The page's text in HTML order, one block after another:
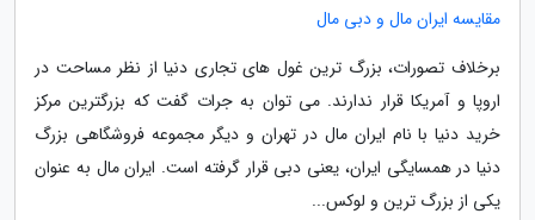
مقایسه ایران مال و دبی مال
برخلاف تصورات، بزرگ ترین غول های تجاری دنیا از نظر مساحت در
اروپا و آمریکا قرار ندارند. می توان به جرات گفت که بزرگترین مرکز
خرید دنیا با نام ایران مال در تهران و دیگر مجموعه فروشگاهی بزرگ
دنیا در همسایگی ایران، یعنی دبی قرار گرفته است. ایران مال به عنوان
یکی از بزرگ ترین و لوکس...